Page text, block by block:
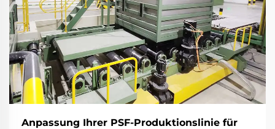
Anpassung Ihrer PSF-Produktionslinie für